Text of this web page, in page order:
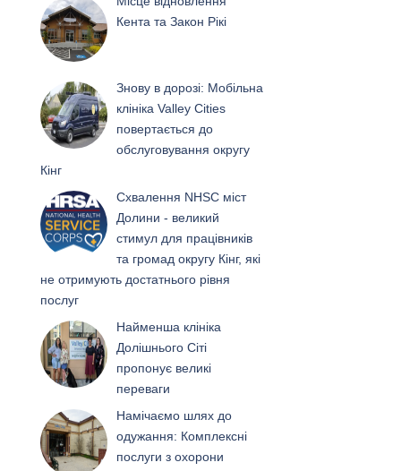
Кента та Закон Рікі
Знову в дорозі: Мобільна
клініка Valley Cities
повертається до
обслуговування округу
Кінг
Схвалення NHSC міст
Долини - великий
стимул для працівників
та громад округу Кінг, які
не отримують достатнього рівня
послуг
Найменша клініка
Долішнього Сіті
пропонує великі
переваги
Намічаємо шлях до
одужання: Комплексні
послуги з охорони